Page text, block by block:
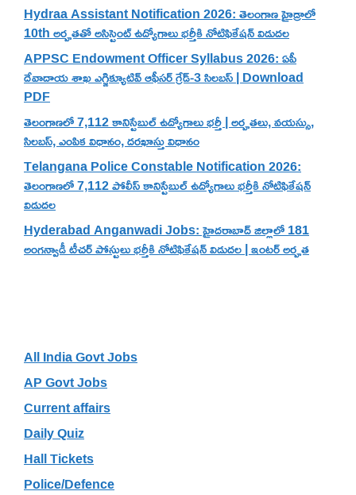
Hydraa Assistant Notification 2026: తెలంగాణ హైడ్రాలో
10th అర్హతతో అసిస్టెంట్ ఉద్యోగాలు భర్తీకి నోటిఫికేషన్ విడుదల
APPSC Endowment Officer Syllabus 2026: ఏపీ
దేవాదాయ శాఖ ఎగ్జిక్యూటివ్ ఆఫీసర్ గ్రేడ్-3 సిలబస్ | Download
PDF
తెలంగాణలో 7,112 కానిస్టేబుల్ ఉద్యోగాలు భర్తీ | అర్హతలు, వయస్సు,
సిలబస్, ఎంపిక విధానం, దరఖాస్తు విధానం
Telangana Police Constable Notification 2026:
తెలంగాణలో 7,112 పోలీస్ కానిస్టేబుల్ ఉద్యోగాలు భర్తీకి నోటిఫికేషన్
విడుదల
Hyderabad Anganwadi Jobs: హైదరాబాద్ జిల్లాలో 181
అంగన్వాడీ టీచర్ పోస్టులు భర్తీకి నోటిఫికేషన్ విడుదల | ఇంటర్ అర్హత
All India Govt Jobs
AP Govt Jobs
Current affairs
Daily Quiz
Hall Tickets
Police/Defence